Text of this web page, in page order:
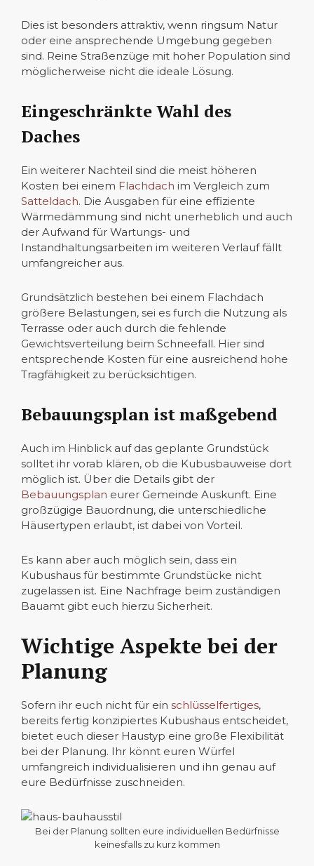
Dies ist besonders attraktiv, wenn ringsum Natur
oder eine ansprechende Umgebung gegeben
sind. Reine Straßenzüge mit hoher Population sind
möglicherweise nicht die ideale Lösung.
Eingeschränkte Wahl des
Daches
Ein weiterer Nachteil sind die meist höheren
Kosten bei einem Flachdach im Vergleich zum
Satteldach. Die Ausgaben für eine effiziente
Wärmedämmung sind nicht unerheblich und auch
der Aufwand für Wartungs- und
Instandhaltungsarbeiten im weiteren Verlauf fällt
umfangreicher aus.
Grundsätzlich bestehen bei einem Flachdach
größere Belastungen, sei es furch die Nutzung als
Terrasse oder auch durch die fehlende
Gewichtsverteilung beim Schneefall. Hier sind
entsprechende Kosten für eine ausreichend hohe
Tragfähigkeit zu berücksichtigen.
Bebauungsplan ist maßgebend
Auch im Hinblick auf das geplante Grundstück
solltet ihr vorab klären, ob die Kubusbauweise dort
möglich ist. Über die Details gibt der
Bebauungsplan eurer Gemeinde Auskunft. Eine
großzügige Bauordnung, die unterschiedliche
Häusertypen erlaubt, ist dabei von Vorteil.
Es kann aber auch möglich sein, dass ein
Kubushaus für bestimmte Grundstücke nicht
zugelassen ist. Eine Nachfrage beim zuständigen
Bauamt gibt euch hierzu Sicherheit.
Wichtige Aspekte bei der
Planung
Sofern ihr euch nicht für ein schlüsselfertiges,
bereits fertig konzipiertes Kubushaus entscheidet,
bietet euch dieser Haustyp eine große Flexibilität
bei der Planung. Ihr könnt euren Würfel
umfangreich individualisieren und ihn genau auf
eure Bedürfnisse zuschneiden.
Bei der Planung sollten eure individuellen Bedürfnisse
keinesfalls zu kurz kommen